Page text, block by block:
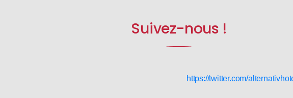
Suivez-nous !
https://twitter.com/